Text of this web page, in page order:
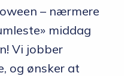
– nærmere
middag
Vi jobber
og ønsker at